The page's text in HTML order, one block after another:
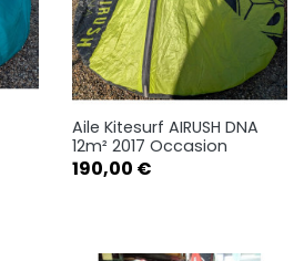
Aile Kitesurf AIRUSH DNA
12m² 2017 Occasion
Prix
190,00 €